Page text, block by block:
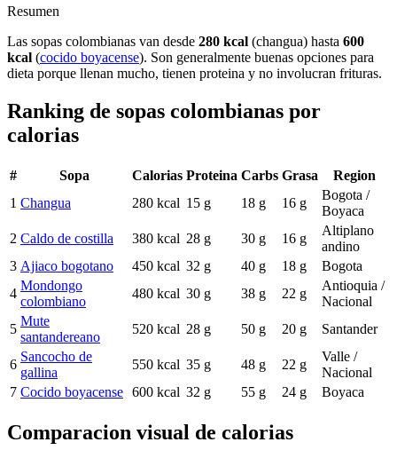
Resumen
Las sopas colombianas van desde 280 kcal (changua) hasta 600
kcal (cocido boyacense). Son generalmente buenas opciones para
dieta porque llenan mucho, tienen proteina y no involucran frituras.
Ranking de sopas colombianas por
calorias
# Sopa Calorias Proteina Carbs Grasa
Region
1 Changua 280 kcal 15 g 18 g 16 g
Bogota /
Boyaca
2 Caldo de costilla 380 kcal 28 g 30 g 16 g
Altiplano
andino
3 Ajiaco bogotano 450 kcal 32 g 40 g 18 g
Bogota
4
Mondongo
colombiano
480 kcal 30 g 38 g 22 g
Antioquia /
Nacional
5
Mute
santandereano
520 kcal 28 g 50 g 20 g Santander
6
Sancocho de
gallina
550 kcal 35 g 48 g 22 g
Valle /
Nacional
7 Cocido boyacense 600 kcal 32 g 55 g 24 g Boyaca
Comparacion visual de calorias